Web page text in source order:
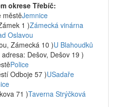
okrese Třebíč:
městěJemnice
1 )Zámecká vinárna
Oslavou
Zámecká 10 )U Blahoudků
adresa: Dešov, Dešov 19 )
Police
Odboje 57 )USadaře
71 )Taverna Strýčková